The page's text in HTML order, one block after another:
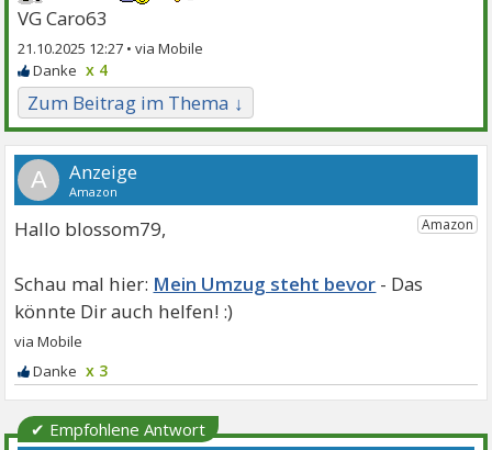
VG Caro63
21.10.2025 12:27 •
x 4
Zum Beitrag im Thema ↓
A
Hallo blossom79,
Mein Umzug steht bevor
x 3
✔ Empfohlene Antwort